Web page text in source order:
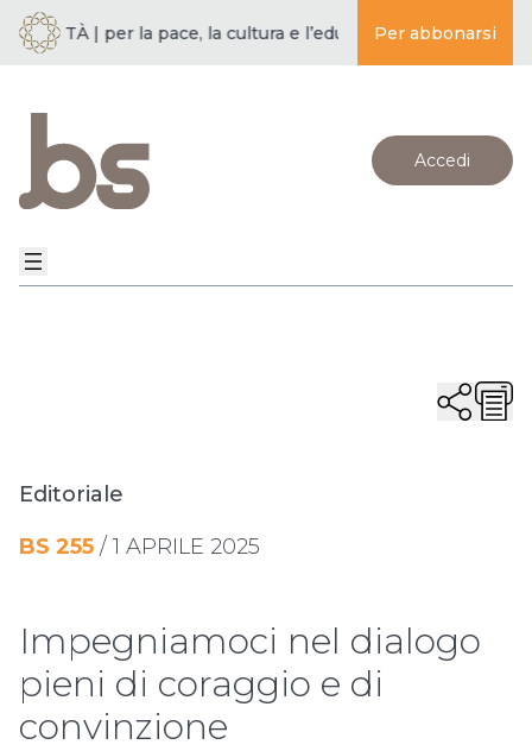
| per la pace, la cultura e l’educazione ·BUDDISMO E
Per abbonarsi
Accedi
Editoriale
BS 255 / 1 APRILE 2025
Impegniamoci nel dialogo
pieni di coraggio e di
convinzione